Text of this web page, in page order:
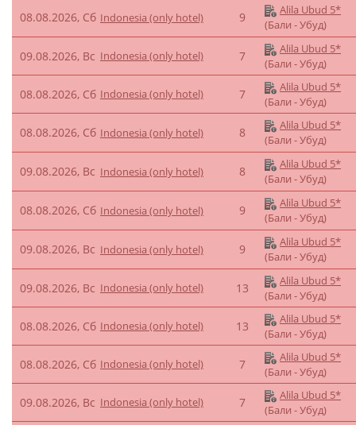
08.08.2026, Сб Indonesia (only hotel) 9
Alila Ubud 5*
(Бали - Убуд)
09.08.2026, Вс Indonesia (only hotel) 7
Alila Ubud 5*
(Бали - Убуд)
08.08.2026, Сб Indonesia (only hotel) 7
Alila Ubud 5*
(Бали - Убуд)
08.08.2026, Сб Indonesia (only hotel) 8
Alila Ubud 5*
(Бали - Убуд)
09.08.2026, Вс Indonesia (only hotel) 8
Alila Ubud 5*
(Бали - Убуд)
08.08.2026, Сб Indonesia (only hotel) 9
Alila Ubud 5*
(Бали - Убуд)
09.08.2026, Вс Indonesia (only hotel) 9
Alila Ubud 5*
(Бали - Убуд)
09.08.2026, Вс Indonesia (only hotel) 13
Alila Ubud 5*
(Бали - Убуд)
08.08.2026, Сб Indonesia (only hotel) 13
Alila Ubud 5*
(Бали - Убуд)
08.08.2026, Сб Indonesia (only hotel) 7
Alila Ubud 5*
(Бали - Убуд)
09.08.2026, Вс Indonesia (only hotel) 7
Alila Ubud 5*
(Бали - Убуд)